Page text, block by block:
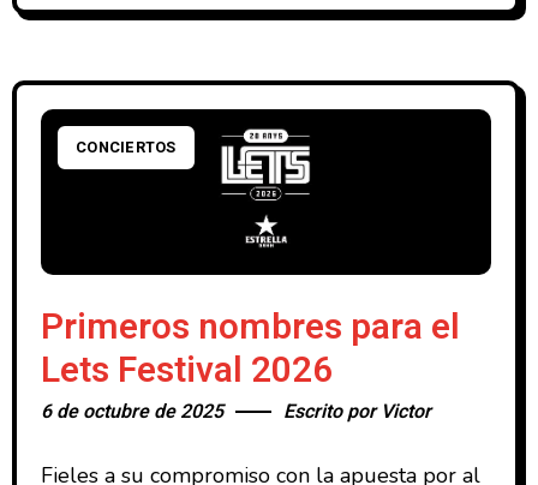
CONCIERTOS
Primeros nombres para el
Lets Festival 2026
6 de octubre de 2025 Escrito por Victor
Fieles a su compromiso con la apuesta por al